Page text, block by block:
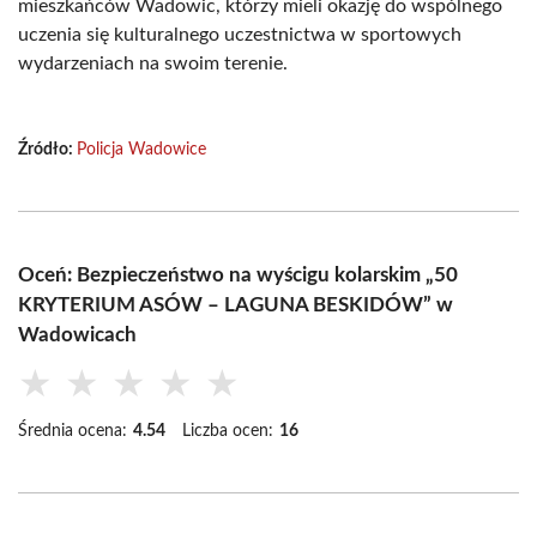
mieszkańców Wadowic, którzy mieli okazję do wspólnego
uczenia się kulturalnego uczestnictwa w sportowych
wydarzeniach na swoim terenie.
Źródło: Policja Wadowice
Oceń: Bezpieczeństwo na wyścigu kolarskim „50
KRYTERIUM ASÓW – LAGUNA BESKIDÓW” w
Wadowicach
★ ★ ★ ★ ★
Średnia ocena: 4.54 Liczba ocen: 16